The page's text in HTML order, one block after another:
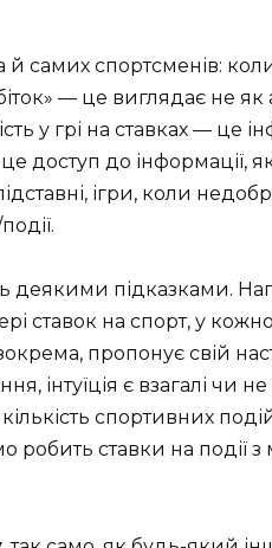
й самих спортсменів:
— це виглядає не
у грі на ставках — це
доступ до інформації,
ігри, коли
деякими підказками.
ставок на спорт, у
зокрема, пропонує свій
інтуїція є взагалі чи
спортивних
ставки на події